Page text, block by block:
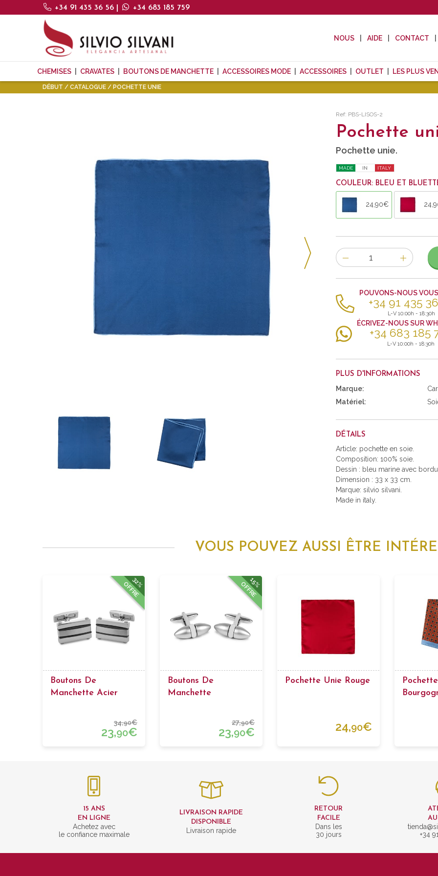
+34 91 435 36 56 +34 683 185 759
NOUS AIDE CONTACT
CHEMISES CRAVATES BOUTONS DE MANCHETTE ACCESSOIRES MODE ACCESSOIRES OUTLET LES PLUS
DÉBUT CATALOGUE POCHETTE UNIE
Ref: PBS-LISOS-2
Pochette
Pochette unie.
MADE IN ITALY
COULEUR: BLEU ET
24,90€
Nombre
d'items
POUVONS-NOUS
+34 91 435
L-V 10:00h - 18:30h
ÉCRIVEZ-NOUS SUR
+34 683 185
L-V 10:00h - 18:30h
PLUS D'INFORMATIONS
Marque:
Matériel:
DÉTAILS
Article: pochette en soie.
Composition: 100% soie.
Dessin : bleu marine avec
Dimension : 33 x 33 cm.
Marque: silvio silvani.
Made in italy.
VOUS POUVEZ AUSSI ÊTRE
32%
OFFRE
Boutons De
Manchette Acier
34,90€
23,90€
15%
OFFRE
Boutons De
Manchette
27,90€
23,90€
Pochette Unie Rouge
24,90€
15 ANS
EN LIGNE
Achetez avec
le confiance maximale
LIVRAISON RAPIDE
DISPONIBLE
Livraison rapide
RETOUR
FACILE
Dans les
30 jours
+34